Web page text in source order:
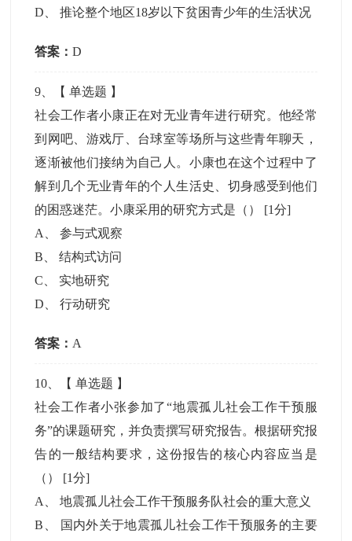
D 、推论整个地区18岁以下贫困青少年的生活状况
答案：D
9 、【单选题 】
社会工作者小康正在对无业青年进行研究。他经常
到网吧、游戏厅、台球室等场所与这些青年聊天，
逐渐被他们接纳为自己人。小康也在这个过程中了
解到几个无业青年的个人生活史、切身感受到他们
的困惑迷茫。小康采用的研究方式是（） [1分]
A
、参与式观察
B 、结构式访问
C
实地研究
D 、行动研究
答案： A
10 、【单选题 】
社会工作者小张参加了“地震孤儿社会工作干预服
务”的课题研究，并负责撰写研究报告。根据研究报
告的一般结构要求，这份报告的核心内容应当是
（） [1分]
A
、地震孤儿社会工作干预服务队社会的重大意义
B
国内外关于地震孤儿社会工作干预服务的主要